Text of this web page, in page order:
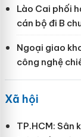
Lào Cai phối
cán bộ đi B
Ngoại giao
công nghệ
Xã hội
TP.HCM: Sân